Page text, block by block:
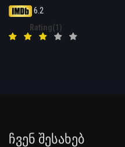
6.2
Rating(1)
Ჩვენ Შესახებ